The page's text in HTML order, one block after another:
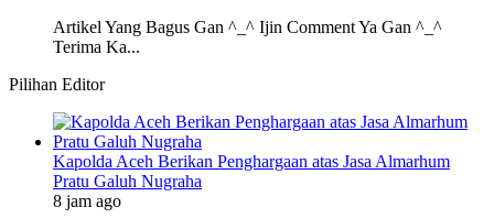
Artikel Yang Bagus Gan ^_^ Ijin Comment Ya Gan ^_^
Terima Ka...
Pilihan Editor
Kapolda Aceh Berikan Penghargaan atas Jasa Almarhum
Pratu Galuh Nugraha
8 jam ago